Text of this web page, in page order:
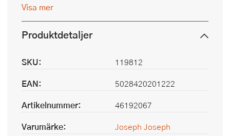
Visa mer
Produktdetaljer
SKU:
119812
EAN:
5028420201222
Artikelnummer:
46192067
Varumärke:
Joseph Joseph